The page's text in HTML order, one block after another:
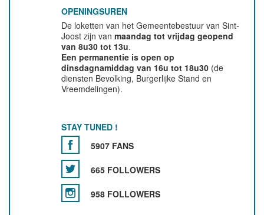
OPENINGSUREN
De loketten van het Gemeentebestuur van Sint-
Joost zijn vanmaandag tot vrijdag geopend
van 8u30 tot 13u.
Een permanentie is open op
dinsdagnamiddag van 16u tot 18u30 (de
diensten Bevolking, Burgerlijke Stand en
Vreemdelingen).
STAY TUNED !
5907 FANS
665 FOLLOWERS
958 FOLLOWERS